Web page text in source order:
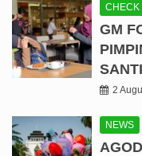
CHECK
GM
2
NEWS